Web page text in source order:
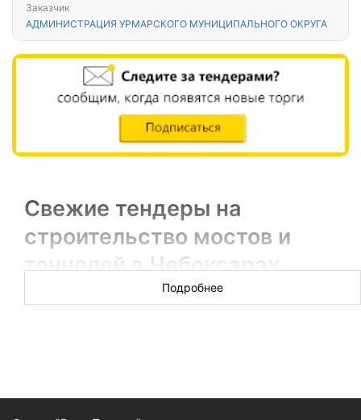
Заказчик
АДМИНИСТРАЦИЯ УРМАРСКОГО МУНИЦИПАЛЬНОГО ОКРУГА
Свежие тендеры на
строительство мостов и
тоннелей в Чебоксарах
Новых торгов за сегодня: 22Подробнее